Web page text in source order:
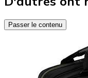
Passer le contenu